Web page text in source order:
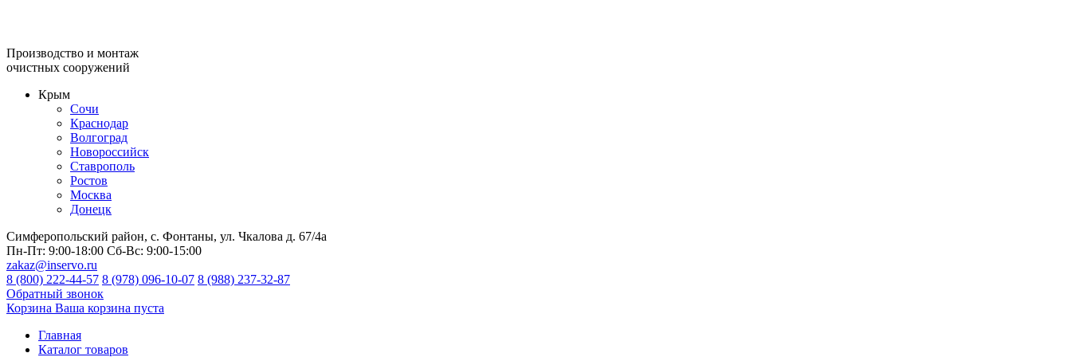
Производство и монтаж
очистных сооружений
Крым
Сочи
Краснодар
Волгоград
Новороссийск
Ставрополь
Ростов
Москва
Донецк
Симферопольский район, с. Фонтаны, ул. Чкалова д. 67/4а
Пн-Пт: 9:00-18:00 Сб-Вс: 9:00-15:00
zakaz@inservo.ru
8 (800) 222-44-57 8 (978) 096-10-07 8 (988) 237-32-87
Обратный звонок
Корзина Ваша корзина пуста
Главная
Каталог товаров